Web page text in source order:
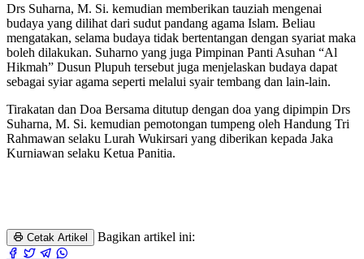
Drs Suharna, M. Si. kemudian memberikan tauziah mengenai
budaya yang dilihat dari sudut pandang agama Islam. Beliau
mengatakan, selama budaya tidak bertentangan dengan syariat maka
boleh dilakukan. Suharno yang juga Pimpinan Panti Asuhan “Al
Hikmah” Dusun Plupuh tersebut juga menjelaskan budaya dapat
sebagai syiar agama seperti melalui syair tembang dan lain-lain.
Tirakatan dan Doa Bersama ditutup dengan doa yang dipimpin Drs
Suharna, M. Si. kemudian pemotongan tumpeng oleh Handung Tri
Rahmawan selaku Lurah Wukirsari yang diberikan kepada Jaka
Kurniawan selaku Ketua Panitia.
Cetak Artikel Bagikan artikel ini: